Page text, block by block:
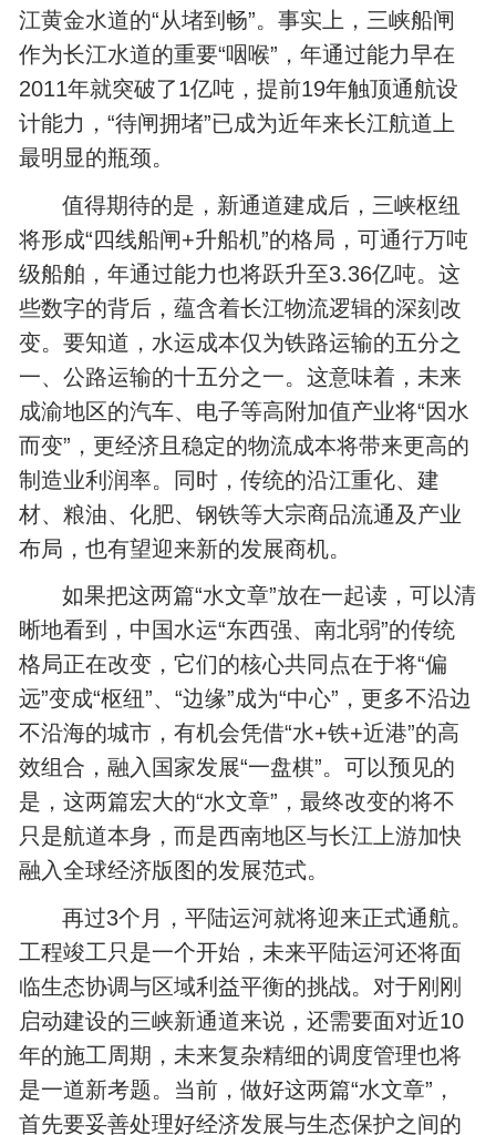
江黄金水道的“从堵到畅”。事实上，三峡船闸
作为长江水道的重要“咽喉”，年通过能力早在
2011年就突破了1亿吨，提前19年触顶通航设
计能力，“待闸拥堵”已成为近年来长江航道上
最明显的瓶颈。
值得期待的是，新通道建成后，三峡枢纽
将形成“四线船闸+升船机”的格局，可通行万吨
级船舶，年通过能力也将跃升至3.36亿吨。这
些数字的背后，蕴含着长江物流逻辑的深刻改
变。要知道，水运成本仅为铁路运输的五分之
一、公路运输的十五分之一。这意味着，未来
成渝地区的汽车、电子等高附加值产业将“因水
而变”，更经济且稳定的物流成本将带来更高的
制造业利润率。同时，传统的沿江重化、建
材、粮油、化肥、钢铁等大宗商品流通及产业
布局，也有望迎来新的发展商机。
如果把这两篇“水文章”放在一起读，可以清
晰地看到，中国水运“东西强、南北弱”的传统
格局正在改变，它们的核心共同点在于将“偏
远”变成“枢纽”、“边缘”成为“中心”，更多不沿边
不沿海的城市，有机会凭借“水+铁+近港”的高
效组合，融入国家发展“一盘棋”。可以预见的
是，这两篇宏大的“水文章”，最终改变的将不
只是航道本身，而是西南地区与长江上游加快
融入全球经济版图的发展范式。
再过3个月，平陆运河就将迎来正式通航。
工程竣工只是一个开始，未来平陆运河还将面
临生态协调与区域利益平衡的挑战。对于刚刚
启动建设的三峡新通道来说，还需要面对近10
年的施工周期，未来复杂精细的调度管理也将
是一道新考题。当前，做好这两篇“水文章”，
首先要妥善处理好经济发展与生态保护之间的